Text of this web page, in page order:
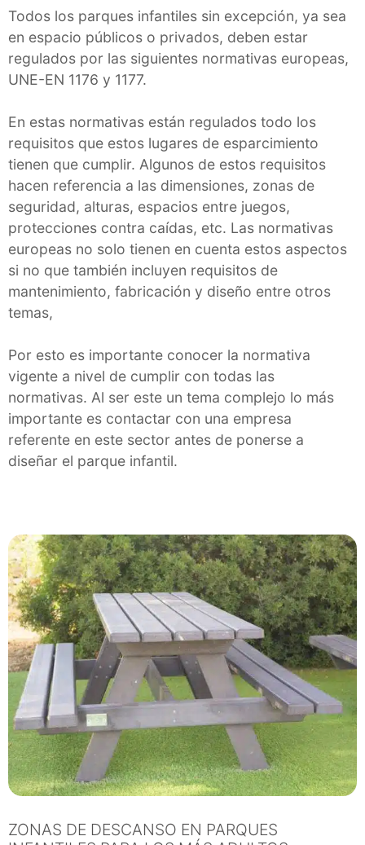
Todos los parques infantiles sin excepción, ya sea
en espacio públicos o privados, deben estar
regulados por las siguientes normativas europeas,
UNE-EN 1176 y 1177.
En estas normativas están regulados todo los
requisitos que estos lugares de esparcimiento
tienen que cumplir. Algunos de estos requisitos
hacen referencia a las dimensiones, zonas de
seguridad, alturas, espacios entre juegos,
protecciones contra caídas, etc. Las normativas
europeas no solo tienen en cuenta estos aspectos
si no que también incluyen requisitos de
mantenimiento, fabricación y diseño entre otros
temas,
Por esto es importante conocer la normativa
vigente a nivel de cumplir con todas las
normativas. Al ser este un tema complejo lo más
importante es contactar con una empresa
referente en este sector antes de ponerse a
diseñar el parque infantil.
ZONAS DE DESCANSO EN PARQUES